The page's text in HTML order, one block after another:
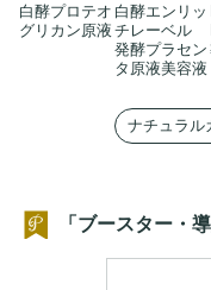
白酵プロテオ
グリカン原液
白酵エンリッ
チレーベル
発酵プラセン
タ原液美容液
ナチュラル
「ブースター・